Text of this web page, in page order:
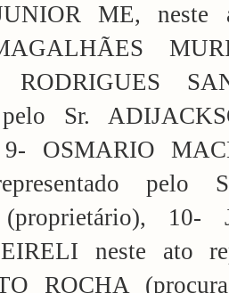
ME, neste
RODRIGUES
pelo Sr.
9- OSMARIO
pelo
10-
neste ato
ROCHA